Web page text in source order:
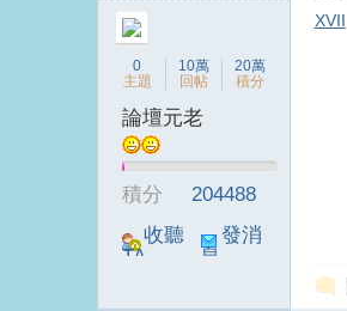
0
主題
10萬
回帖
20萬
積分
論壇元老
積分
204488
收聽
TA
發消
息
XVII